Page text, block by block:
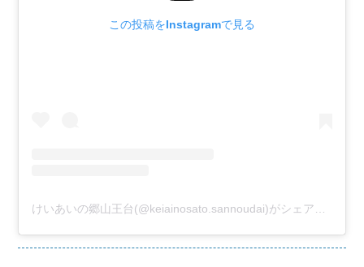
この投稿をInstagramで見る